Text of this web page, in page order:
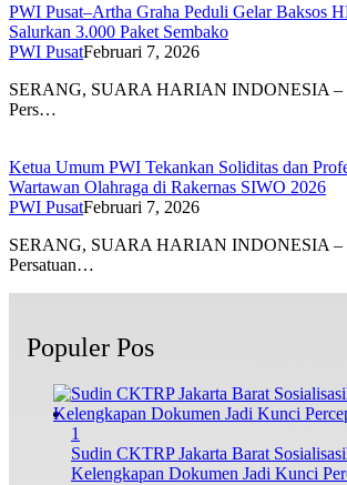
PWI Pusat–Artha Graha Peduli Gelar Baksos
Salurkan 3.000 Paket Sembako
PWI PusatFebruari 7, 2026
SERANG, SUARA HARIAN INDONESIA –
Pers…
Ketua Umum PWI Tekankan Soliditas dan
Wartawan Olahraga di Rakernas SIWO 2026
PWI PusatFebruari 7, 2026
SERANG, SUARA HARIAN INDONESIA –
Persatuan…
Populer Pos
1
Sudin CKTRP Jakarta Barat
Kelengkapan Dokumen Jadi Kunci